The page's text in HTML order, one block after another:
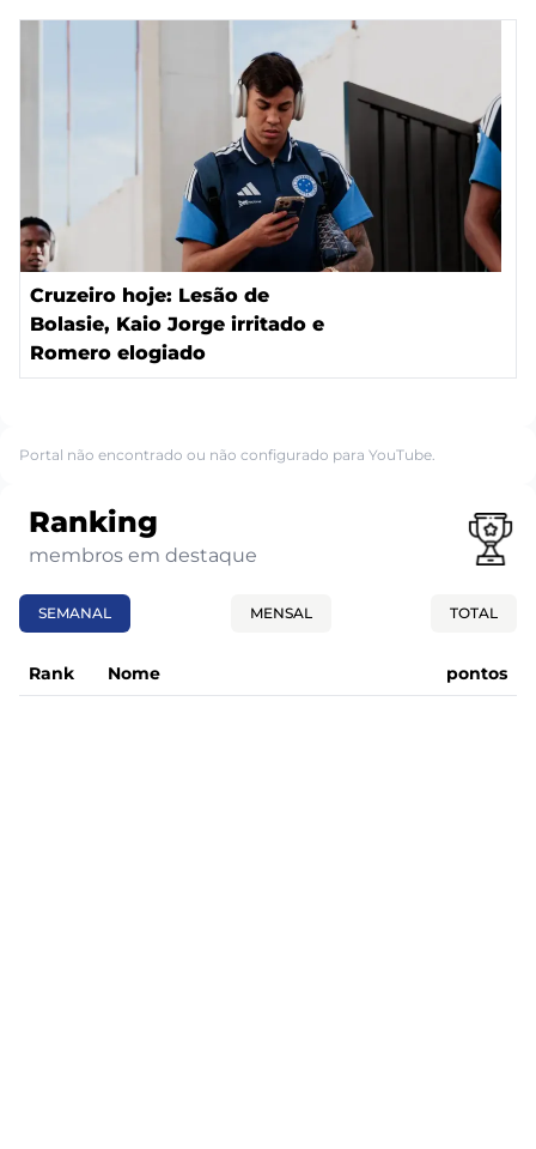
Cruzeiro hoje: Lesão de
Bolasie, Kaio Jorge irritado e
Romero elogiado
Portal não encontrado ou não configurado para YouTube.
Ranking
membros em destaque
SEMANAL MENSAL TOTAL
Rank Nome pontos